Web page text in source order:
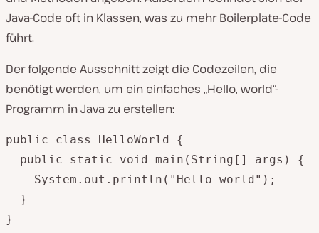
Java-Code oft in Klassen, was zu mehr Boilerplate-Code
führt.
Der folgende Ausschnitt zeigt die Codezeilen, die
benötigt werden, um ein einfaches „Hello, world“-
Programm in Java zu erstellen:
public class HelloWorld {
  public static void main(String[] args) {
    System.out.println("Hello world");
  }
}